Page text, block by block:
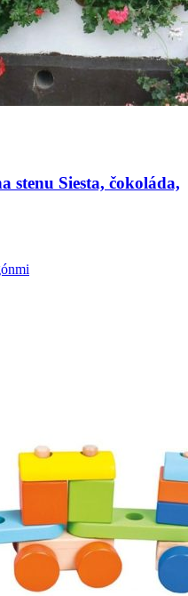
stenu Siesta, čokoláda,